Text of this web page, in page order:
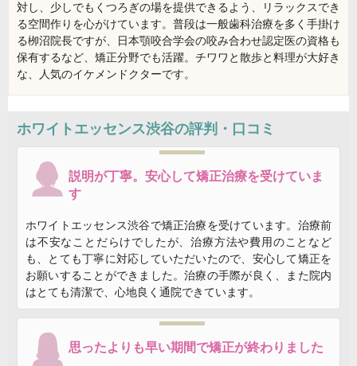
対し、少しでもくつろぎの場を提供できるよう、リラックスでき
る空間作りを心がけています。普段は一般歯科治療を多く手掛け
る栁沼院長ですが、日本顎咬合学会の咬み合わせ認定医の資格も
保有するなど、矯正分野でも活躍。チワワと散歩と料理が大好き
な、人気のイケメンドクターです。
ホワイトエッセンス渋谷の評判・口コミ
説明が丁寧。安心して矯正治療を受けていま
す
ホワイトエッセンス渋谷で矯正治療を受けています。治療前
は不安なことだらけでしたが、治療方法や費用のことなど
も、とても丁寧に対応していただいたので、安心して矯正を
お願いすることができました。治療の手際が良く、また院内
はとても清潔で、心地良く通院できています。
思ったよりも早い期間で矯正が終わりました